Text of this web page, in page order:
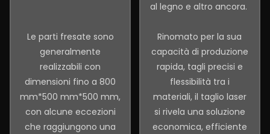
Le parti fresate sono
generalmente
realizzabili con
dimensioni fino a 800
mm*500 mm*500 mm,
con alcune eccezioni
che raggiungono una
al legno e altro ancora.
Rinomato per la sua
capacità di produzione
rapida, tagli precisi e
flessibilità tra i
materiali, il taglio laser
si rivela una soluzione
economica, efficiente